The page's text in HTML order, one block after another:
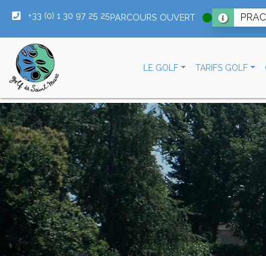
+33 (0) 1 30 97 25 25PARCOURS OUVERT
LE GOLF TARIFS GOLF